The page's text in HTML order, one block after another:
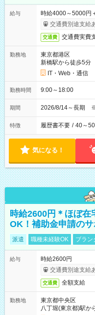
給与
時給4000～5000円
交通費別途支給
交通費 交通費実費
勤務地
東京都港区
新橋駅から徒歩5分
IT・Web・通信
勤務時間 9:00～18:00
期間 2026/8/14～長期
特徴 履歴書不要 / 40～
気になる！
時給2600円＊ほぼ在
OK！補助金申請の
派遣 職種未経験OK ブラン
給与
時給2600円
交通費別途支給
交通費 全額支給
勤務地
東京都中央区
八丁堀(東京都)駅か